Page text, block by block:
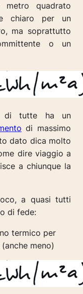
quadrato
chiaro per un
ma soprattutto
o un
di tutte ha un
di massimo
dato dica molto
dire viaggio a
a chiunque la
a quasi tutti
di fede:
termico per
(anche meno)